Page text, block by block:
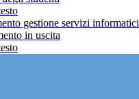
gestione servizi informatici
in uscita